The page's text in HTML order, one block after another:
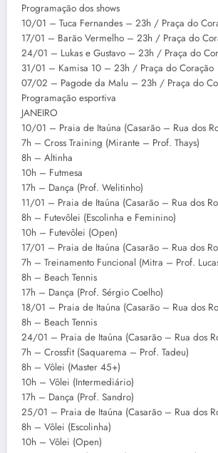
Programação dos shows
10/01 – Tuca Fernandes – 23h / Praça do
17/01 – Barão Vermelho – 23h / Praça do
24/01 – Lukas e Gustavo – 23h / Praça do
31/01 – Kamisa 10 – 23h / Praça do Coração
07/02 – Pagode da Malu – 23h / Praça do
Programação esportiva
JANEIRO
10/01 – Praia de Itaúna (Casarão – Rua dos
7h – Cross Training (Mirante – Prof. Thays)
8h – Altinha
10h – Futmesa
17h – Dança (Prof. Welitinho)
11/01 – Praia de Itaúna (Casarão – Rua dos
8h – Futevôlei (Escolinha e Feminino)
10h – Futevôlei (Open)
17/01 – Praia de Itaúna (Casarão – Rua dos
7h – Treinamento Funcional (Mitra – Prof.
8h – Beach Tennis
17h – Dança (Prof. Sérgio Coelho)
18/01 – Praia de Itaúna (Casarão – Rua dos
8h – Beach Tennis
24/01 – Praia de Itaúna (Casarão – Rua dos
7h – Crossfit (Saquarema – Prof. Tadeu)
8h – Vôlei (Master 45+)
10h – Vôlei (Intermediário)
17h – Dança (Prof. Sandro)
25/01 – Praia de Itaúna (Casarão – Rua dos
8h – Vôlei (Escolinha)
10h – Vôlei (Open)